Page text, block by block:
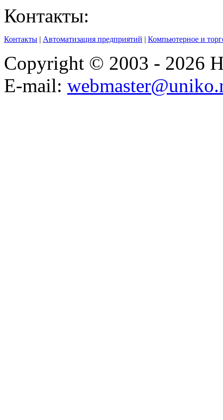
Контакты:
Контакты | Автоматизация предприятий | Компьютерное и
Copyright © 2003 - 2026
E-mail: